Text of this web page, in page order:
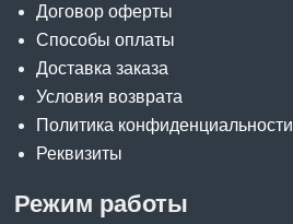
Договор оферты
Способы оплаты
Доставка заказа
Условия возврата
Политика конфиденциальности
Реквизиты
Режим работы